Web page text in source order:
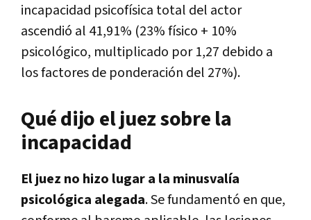
incapacidad psicofísica total del actor
ascendió al 41,91% (23% físico + 10%
psicológico, multiplicado por 1,27 debido a
los factores de ponderación del 27%).
Qué dijo el juez sobre la
incapacidad
El juez no hizo lugar a la minusvalía
psicológica alegada. Se fundamentó en que,